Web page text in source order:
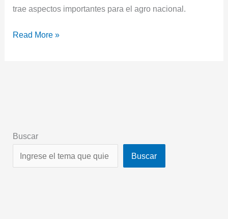
trae aspectos importantes para el agro nacional.
Read More »
Buscar
Buscar